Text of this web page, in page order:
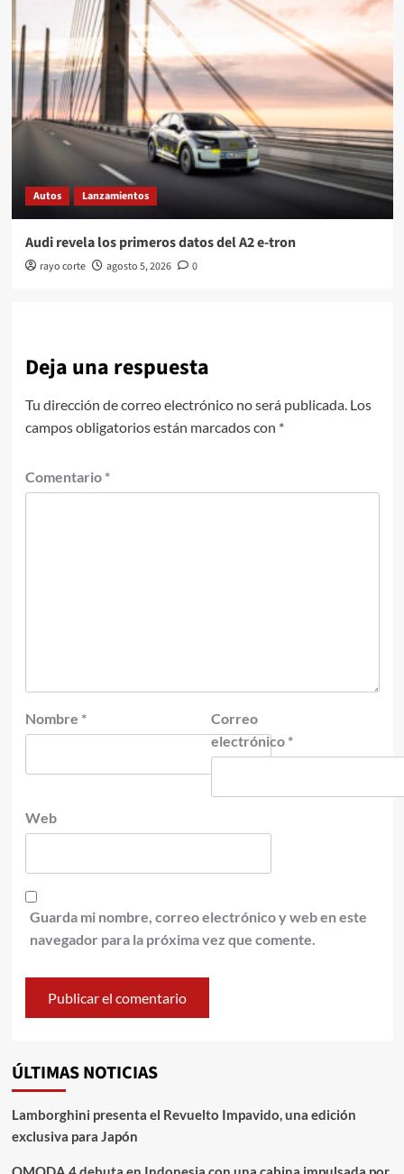
Autos Lanzamientos
Audi revela los primeros datos del A2 e-tron
rayo corte agosto 5, 2026 0
Deja una respuesta
Tu dirección de correo electrónico no será publicada. Los
campos obligatorios están marcados con *
Comentario *
Nombre *
Correo
electrónico *
Web
Guarda mi nombre, correo electrónico y web en este
navegador para la próxima vez que comente.
ÚLTIMAS NOTICIAS
Lamborghini presenta el Revuelto Impavido, una edición
exclusiva para Japón